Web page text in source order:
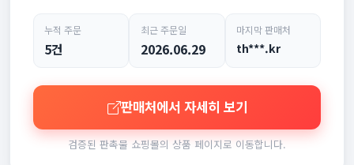
누적 주문
5건
최근 주문일
2026.06.29
마지막 판매처
th***.kr
판매처에서 자세히 보기
검증된 판촉물 쇼핑몰의 상품 페이지로 이동합니다.